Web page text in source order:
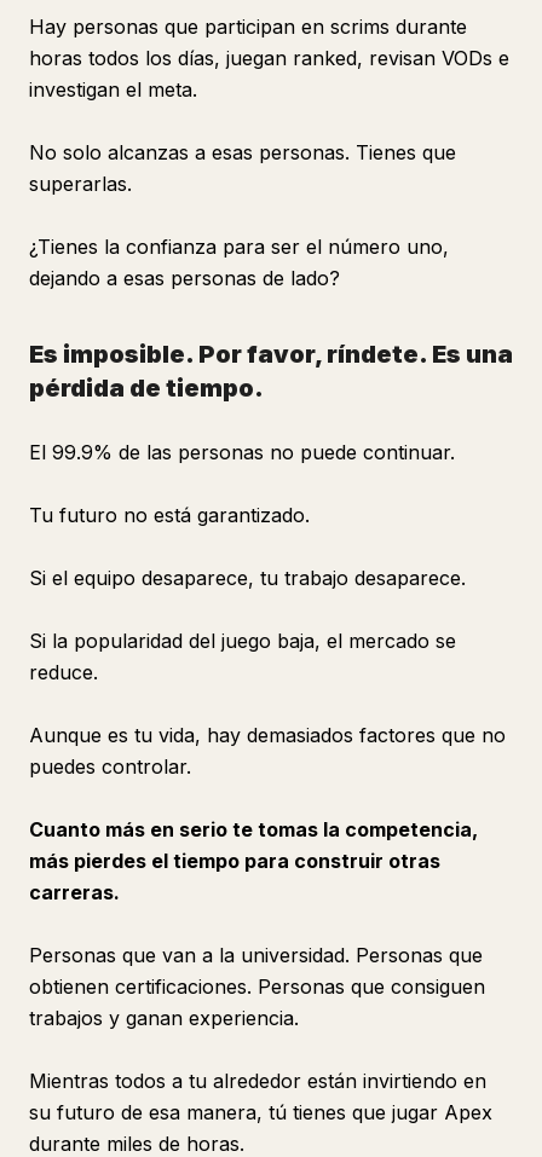
Hay personas que participan en scrims durante
horas todos los días, juegan ranked, revisan VODs e
investigan el meta.
No solo alcanzas a esas personas. Tienes que
superarlas.
¿Tienes la confianza para ser el número uno,
dejando a esas personas de lado?
Es imposible. Por favor, ríndete. Es una
pérdida de tiempo.
El 99.9% de las personas no puede continuar.
Tu futuro no está garantizado.
Si el equipo desaparece, tu trabajo desaparece.
Si la popularidad del juego baja, el mercado se
reduce.
Aunque es tu vida, hay demasiados factores que no
puedes controlar.
Cuanto más en serio te tomas la competencia,
más pierdes el tiempo para construir otras
carreras.
Personas que van a la universidad. Personas que
obtienen certificaciones. Personas que consiguen
trabajos y ganan experiencia.
Mientras todos a tu alrededor están invirtiendo en
su futuro de esa manera, tú tienes que jugar Apex
durante miles de horas.